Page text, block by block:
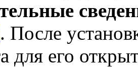
. После
для его